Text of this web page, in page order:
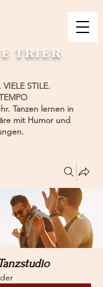
TRIER
VIELE STILE.
Tanzen lernen in
mit Humor und